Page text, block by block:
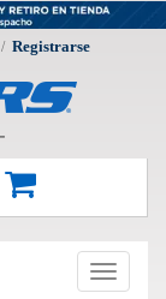
/ Registrarse
Toggle